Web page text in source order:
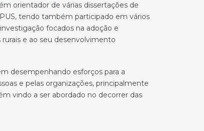
orientador de várias dissertações de
tendo também participado em vários
focados na adoção e
e ao seu desenvolvimento
desempenhando esforços para a
e pelas organizações, principalmente
vindo a ser abordado no decorrer das